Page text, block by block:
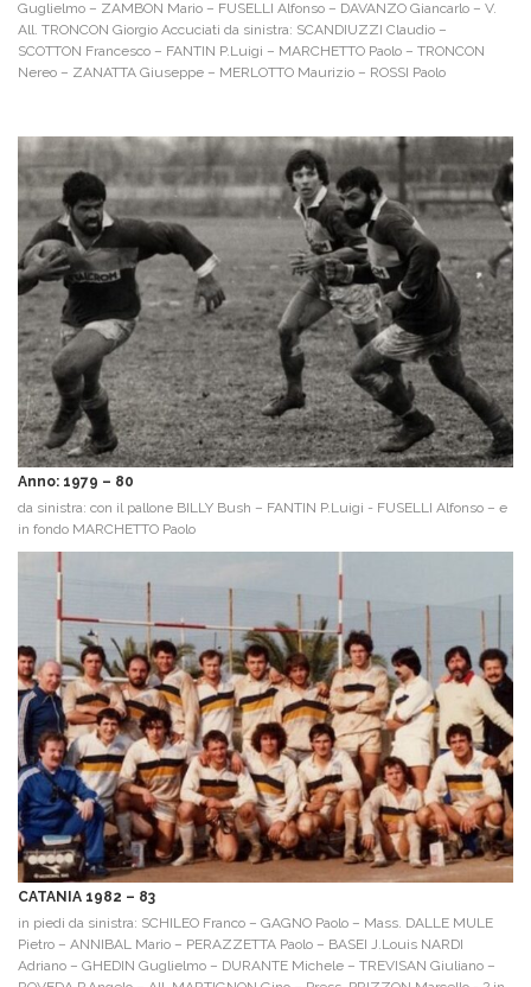
Guglielmo – ZAMBON Mario – FUSELLI Alfonso – DAVANZO Giancarlo – V.
All. TRONCON Giorgio Accuciati da sinistra: SCANDIUZZI Claudio –
SCOTTON Francesco – FANTIN P.Luigi – MARCHETTO Paolo – TRONCON
Nereo – ZANATTA Giuseppe – MERLOTTO Maurizio – ROSSI Paolo
Anno: 1979 – 80
da sinistra: con il pallone BILLY Bush – FANTIN P.Luigi - FUSELLI Alfonso – e
in fondo MARCHETTO Paolo
CATANIA 1982 – 83
in piedi da sinistra: SCHILEO Franco – GAGNO Paolo – Mass. DALLE MULE
Pietro – ANNIBAL Mario – PERAZZETTA Paolo – BASEI J.Louis NARDI
Adriano – GHEDIN Guglielmo – DURANTE Michele – TREVISAN Giuliano –